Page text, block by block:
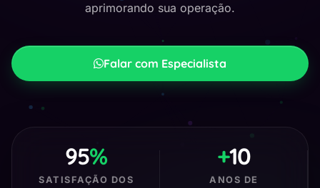
aprimorando sua operação.
Falar com Especialista
95%
SATISFAÇÃO DOS
+10
ANOS DE